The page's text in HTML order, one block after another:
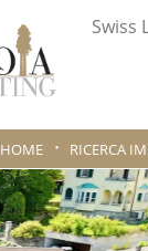
Swiss
HOME RICERCA